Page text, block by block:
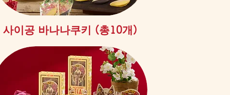
제품보기
사이공 바나나쿠키 (총10개)